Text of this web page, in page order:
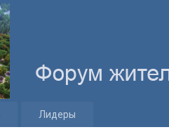
Лидеры